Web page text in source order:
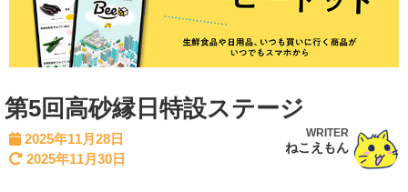
第5回高砂縁日特設ステージ
2025年11月28日
2025年11月30日
WRITER
ねこえもん